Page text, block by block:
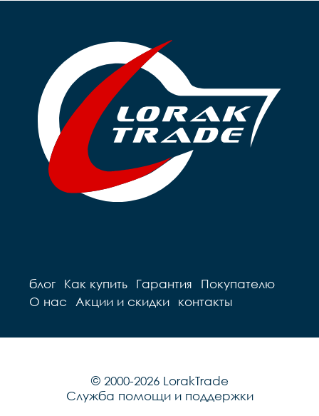
блог Как купить Гарантия
Покупателю
О нас
Акции и скидки контакты
© 2000-2026 LorakTrade
Служба помощи и поддержки